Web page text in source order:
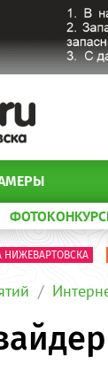
НИЖЕВАРТОВСКА